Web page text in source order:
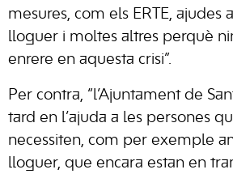
mesures, com els ERTE, ajudes
lloguer i moltes altres perquè
enrere en aquesta crisi”.
Per contra, “l’Ajuntament de
tard en l’ajuda a les persones
necessiten, com per exemple
lloguer, que encara estan en